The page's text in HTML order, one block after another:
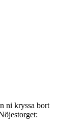
ni kryssa bort